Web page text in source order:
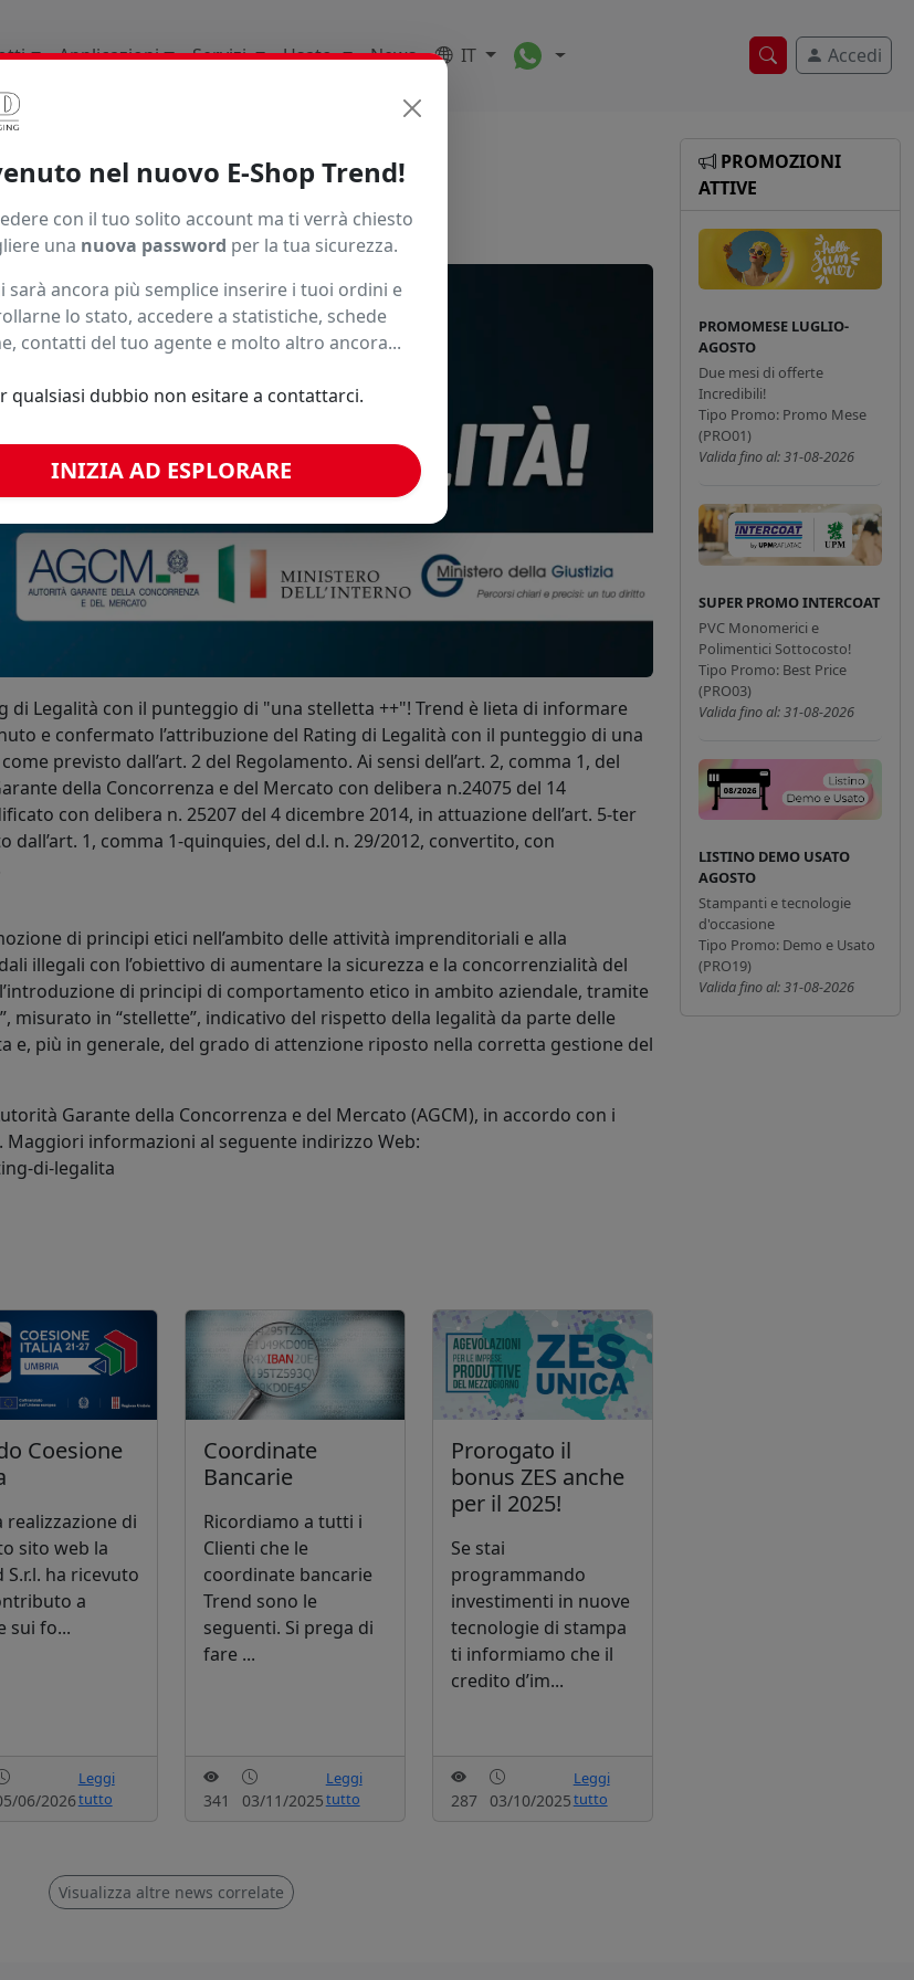
Ricerca veloce
Accedi
Applicazioni Servizi Usato News IT Toggle Dropdown
Legale
e Legale
di Legalità con il punteggio di "una stelletta ++"! Trend è lieta di informare
e confermato l’attribuzione del Rating di Legalità con il punteggio di una
previsto dall’art. 2 del Regolamento. Ai sensi dell’art. 2, comma 1, del
della Concorrenza e del Mercato con delibera n.24075 del 14
con delibera n. 25207 del 4 dicembre 2014, in attuazione dell’art. 5-ter
dall’art. 1, comma 1-quinquies, del d.l. n. 29/2012, convertito, con
di principi etici nell’ambito delle attività imprenditoriali e alla
illegali con l’obiettivo di aumentare la sicurezza e la concorrenzialità del
di principi di comportamento etico in ambito aziendale, tramite
misurato in “stellette”, indicativo del rispetto della legalità da parte delle
e, più in generale, del grado di attenzione riposto nella corretta gestione del
Garante della Concorrenza e del Mercato (AGCM), in accordo con i
Maggiori informazioni al seguente indirizzo Web:
di-legalita
Coesione
realizzazione di
sito web la
S.r.l. ha ricevuto
a
sui fo...
06/2026
Leggi
tutto
Coordinate
Bancarie
Ricordiamo a tutti i
Clienti che le
coordinate bancarie
Trend sono le
seguenti. Si prega di
fare ...
341 03/11/2025
Leggi
tutto
Prorogato il
bonus ZES anche
per il 2025!
Se stai
programmando
investimenti in nuove
tecnologie di stampa
ti informiamo che il
credito d’im...
287 03/10/2025
Leggi
tutto
Visualizza altre news correlate
PROMOZIONI
ATTIVE
PROMOMESE LUGLIO-
AGOSTO
Due mesi di offerte
Incredibili!
Tipo Promo: Promo Mese
(PRO01)
Valida fino al: 31-08-2026
SUPER PROMO INTERCOAT
PVC Monomerici e
Polimentici Sottocosto!
Tipo Promo: Best Price
(PRO03)
Valida fino al: 31-08-2026
LISTINO DEMO USATO
AGOSTO
Stampanti e tecnologie
d'occasione
Tipo Promo: Demo e Usato
(PRO19)
Valida fino al: 31-08-2026
nel nuovo E-Shop Trend!
con il tuo solito account ma ti verrà chiesto
una nuova password per la tua sicurezza.
sarà ancora più semplice inserire i tuoi ordini e
lo stato, accedere a statistiche, schede
contatti del tuo agente e molto altro ancora...
qualsiasi dubbio non esitare a contattarci.
INIZIA AD ESPLORARE